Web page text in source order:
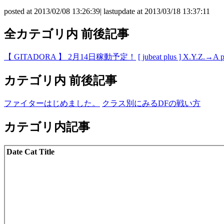
posted at 2013/02/08 13:26:39| lastupdate at 2013/03/18 13:37:11
全カテゴリ内 前後記事
【 GITADORA 】 2月14日稼動予定！ [ jubeat plus ] X.Y.Z.→A
カテゴリ内 前後記事
ファイターはじめました。 クラス別にみるDFの戦い方
カテゴリ内記事